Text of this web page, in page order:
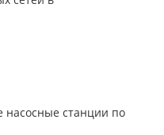
насосные станции по